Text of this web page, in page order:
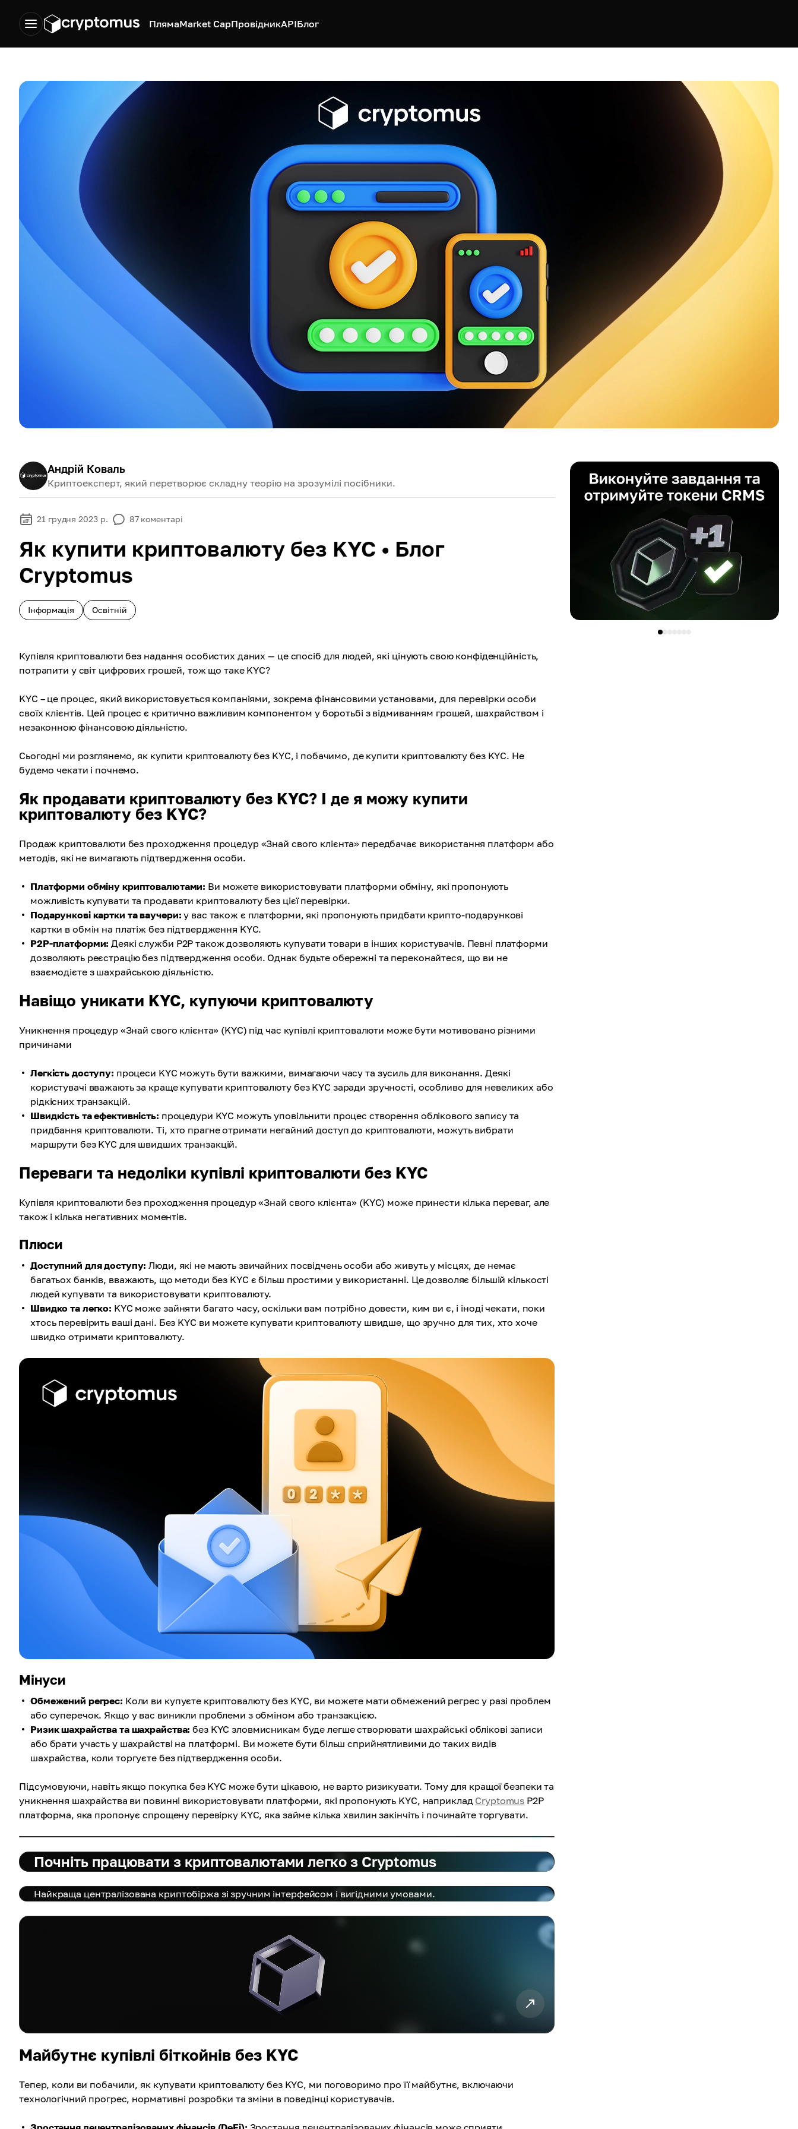
ПлямаMarket CapПровідникAPIБлог
Андрій Коваль
Криптоексперт, який перетворює складну теорію на зрозумілі посібники.
21 грудня 2023 р. 87 коментарі
Як купити криптовалюту без KYC • Блог
Cryptomus
Інформація Освітній
Купівля криптовалюти без надання особистих даних — це спосіб для людей, які цінують свою конфіденційність,
потрапити у світ цифрових грошей, тож що таке KYC?
KYC – це процес, який використовується компаніями, зокрема фінансовими установами, для перевірки особи
своїх клієнтів. Цей процес є критично важливим компонентом у боротьбі з відмиванням грошей, шахрайством і
незаконною фінансовою діяльністю.
Сьогодні ми розглянемо, як купити криптовалюту без KYC, і побачимо, де купити криптовалюту без KYC. Не
будемо чекати і почнемо.
Як продавати криптовалюту без KYC? І де я можу купити
криптовалюту без KYC?
Продаж криптовалюти без проходження процедур «Знай свого клієнта» передбачає використання платформ або
методів, які не вимагають підтвердження особи.
Платформи обміну криптовалютами: Ви можете використовувати платформи обміну, які пропонують
можливість купувати та продавати криптовалюту без цієї перевірки.
Подарункові картки та ваучери: у вас також є платформи, які пропонують придбати крипто-подарункові
картки в обмін на платіж без підтвердження KYC.
P2P-платформи: Деякі служби P2P також дозволяють купувати товари в інших користувачів. Певні платформи
дозволяють реєстрацію без підтвердження особи. Однак будьте обережні та переконайтеся, що ви не
взаємодієте з шахрайською діяльністю.
Навіщо уникати KYC, купуючи криптовалюту
Уникнення процедур «Знай свого клієнта» (KYC) під час купівлі криптовалюти може бути мотивовано різними
причинами
Легкість доступу: процеси KYC можуть бути важкими, вимагаючи часу та зусиль для виконання. Деякі
користувачі вважають за краще купувати криптовалюту без KYC заради зручності, особливо для невеликих або
рідкісних транзакцій.
Швидкість та ефективність: процедури KYC можуть уповільнити процес створення облікового запису та
придбання криптовалюти. Ті, хто прагне отримати негайний доступ до криптовалюти, можуть вибрати
маршрути без KYC для швидших транзакцій.
Переваги та недоліки купівлі криптовалюти без KYC
Купівля криптовалюти без проходження процедур «Знай свого клієнта» (KYC) може принести кілька переваг, але
також і кілька негативних моментів.
Плюси
Доступний для доступу: Люди, які не мають звичайних посвідчень особи або живуть у місцях, де немає
багатьох банків, вважають, що методи без KYC є більш простими у використанні. Це дозволяє більшій кількості
людей купувати та використовувати криптовалюту.
Швидко та легко: KYC може зайняти багато часу, оскільки вам потрібно довести, ким ви є, і іноді чекати, поки
хтось перевірить ваші дані. Без KYC ви можете купувати криптовалюту швидше, що зручно для тих, хто хоче
швидко отримати криптовалюту.
Мінуси
Обмежений регрес: Коли ви купуєте криптовалюту без KYC, ви можете мати обмежений регрес у разі проблем
або суперечок. Якщо у вас виникли проблеми з обміном або транзакцією.
Ризик шахрайства та шахрайства: без KYC зловмисникам буде легше створювати шахрайські облікові записи
або брати участь у шахрайстві на платформі. Ви можете бути більш сприйнятливими до таких видів
шахрайства, коли торгуєте без підтвердження особи.
Підсумовуючи, навіть якщо покупка без KYC може бути цікавою, не варто ризикувати. Тому для кращої безпеки та
уникнення шахрайства ви повинні використовувати платформи, які пропонують KYC, наприклад Cryptomus P2P
платформа, яка пропонує спрощену перевірку KYC, яка займе кілька хвилин закінчіть і починайте торгувати.
Почніть працювати з криптовалютами легко з Cryptomus
Найкраща централізована криптобіржа зі зручним інтерфейсом і вигідними умовами.
Майбутнє купівлі біткойнів без KYC
Тепер, коли ви побачили, як купувати криптовалюту без KYC, ми поговоримо про її майбутнє, включаючи
технологічний прогрес, нормативні розробки та зміни в поведінці користувачів.